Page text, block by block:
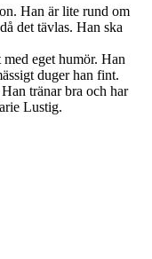
Han är lite rund om
det tävlas. Han ska
eget humör. Han
duger han fint.
tränar bra och har
Lustig.